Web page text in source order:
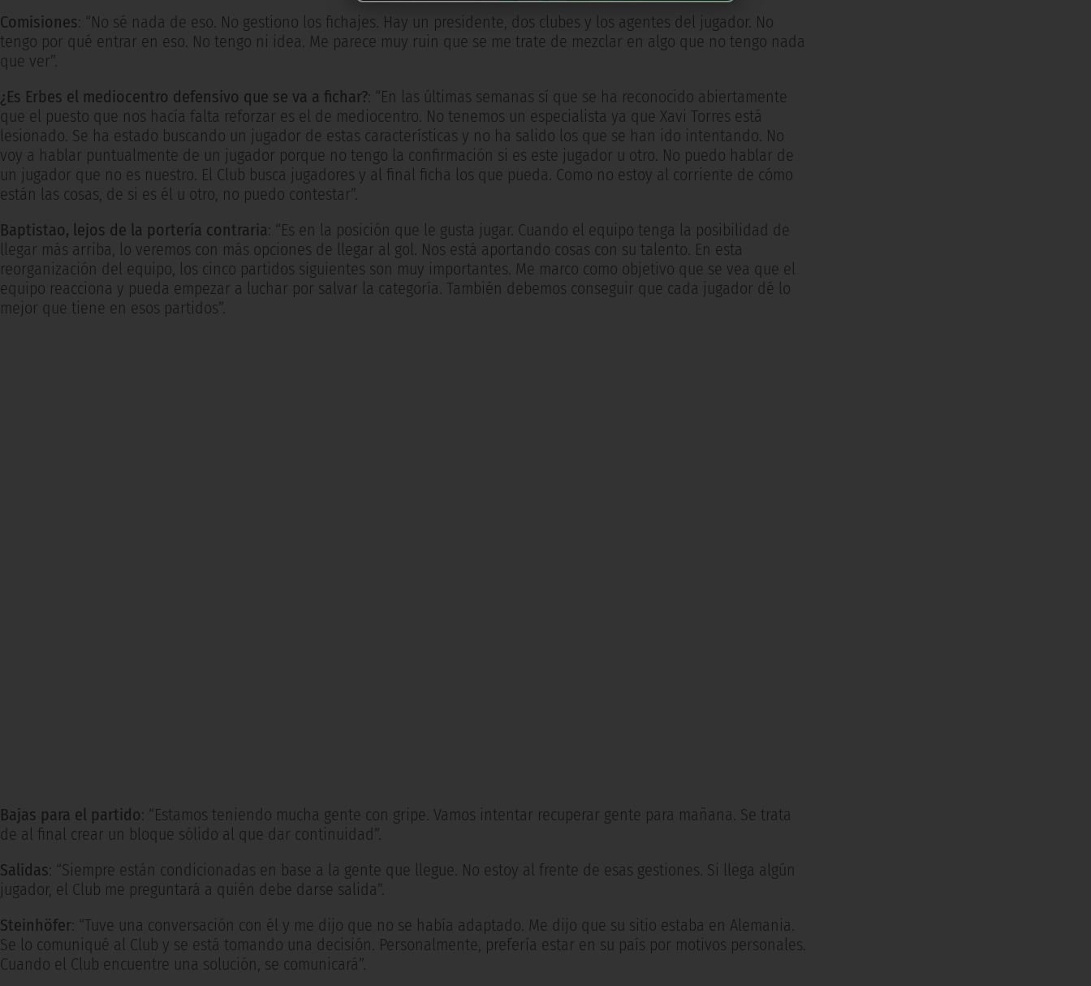
Comisiones: “No sé nada de eso. No gestiono los fichajes. Hay un presidente, dos clubes y los agentes del jugador. No
tengo por qué entrar en eso. No tengo ni idea. Me parece muy ruin que se me trate de mezclar en algo que no tengo nada
que ver”.
¿Es Erbes el mediocentro defensivo que se va a fichar?: “En las últimas semanas sí que se ha reconocido abiertamente
que el puesto que nos hacía falta reforzar es el de mediocentro. No tenemos un especialista ya que Xavi Torres está
lesionado. Se ha estado buscando un jugador de estas características y no ha salido los que se han ido intentando. No
voy a hablar puntualmente de un jugador porque no tengo la confirmación si es este jugador u otro. No puedo hablar de
un jugador que no es nuestro. El Club busca jugadores y al final ficha los que pueda. Como no estoy al corriente de cómo
están las cosas, de si es él u otro, no puedo contestar”.
Baptistao, lejos de la portería contraria: “Es en la posición que le gusta jugar. Cuando el equipo tenga la posibilidad de
llegar más arriba, lo veremos con más opciones de llegar al gol. Nos está aportando cosas con su talento. En esta
reorganización del equipo, los cinco partidos siguientes son muy importantes. Me marco como objetivo que se vea que el
equipo reacciona y pueda empezar a luchar por salvar la categoría. También debemos conseguir que cada jugador dé lo
mejor que tiene en esos partidos”.
Bajas para el partido: “Estamos teniendo mucha gente con gripe. Vamos intentar recuperar gente para mañana. Se trata
de al final crear un bloque sólido al que dar continuidad”.
Salidas: “Siempre están condicionadas en base a la gente que llegue. No estoy al frente de esas gestiones. Si llega algún
jugador, el Club me preguntará a quién debe darse salida”.
Steinhöfer: “Tuve una conversación con él y me dijo que no se había adaptado. Me dijo que su sitio estaba en Alemania.
Se lo comuniqué al Club y se está tomando una decisión. Personalmente, prefería estar en su país por motivos personales.
Cuando el Club encuentre una solución, se comunicará”.